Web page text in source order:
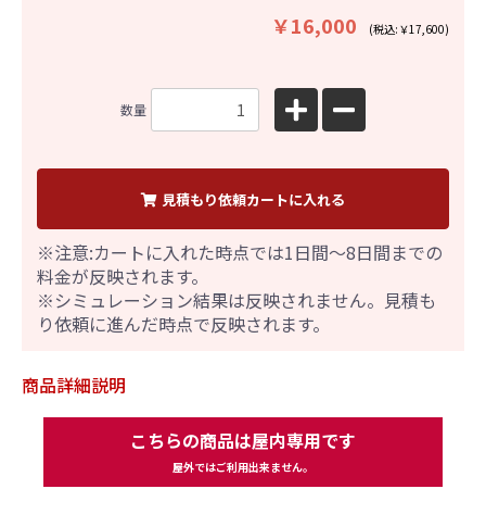
￥16,000 (税込:￥17,600)
数量
見積もり依頼カートに入れる
※注意:カートに入れた時点では1日間～8日間までの
料金が反映されます。
※シミュレーション結果は反映されません。見積も
り依頼に進んだ時点で反映されます。
商品詳細説明
こちらの商品は屋内専用です
屋外ではご利用出来ません。